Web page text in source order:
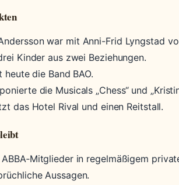
war mit Anni-Frid Lyngstad
Kinder aus zwei Beziehungen.
heute die Band BAO.
die Musicals „Chess“ und
das Hotel Rival und einen Reitstall.
ABBA‑Mitglieder in regelmäßigem
Aussagen.